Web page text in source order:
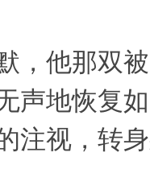
他那双被
声地恢复
视，转身